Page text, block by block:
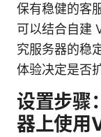
保有稳健的客
可以结合自建
究服务器的稳
体验决定是否
设置步骤
器上使用